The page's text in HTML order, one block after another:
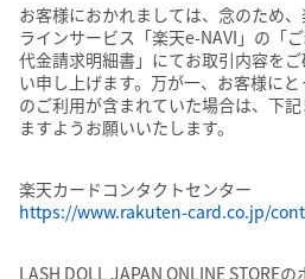
お客様におかれましては、念のため
ラインサービス「楽天e-NAVI」の「
代金請求明細書」にてお取引内容を
い申し上げます。万が一、お客様に
のご利用が含まれていた場合は、下
ますようお願いいたします。
楽天カードコンタクトセンター
https://www.rakuten-card.co.jp/
LASH DOLL JAPAN ONLINE STORE